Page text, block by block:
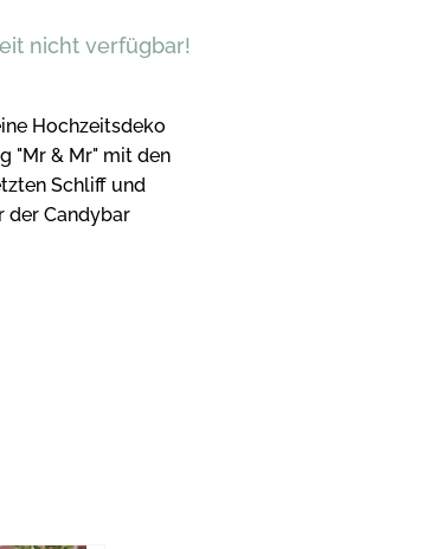
nicht verfügbar!
Hochzeitsdeko
"Mr & Mr" mit den
Schliff und
der Candybar